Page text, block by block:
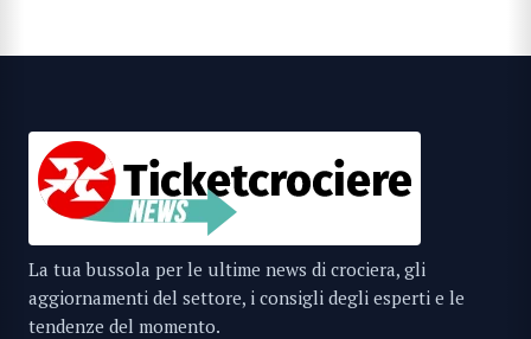
La tua bussola per le ultime news di crociera, gli
aggiornamenti del settore, i consigli degli esperti e le
tendenze del momento.